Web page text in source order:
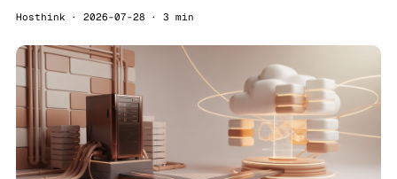
Hosthink · 2026-07-28 · 3 min